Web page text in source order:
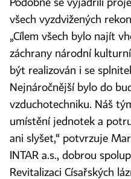
Podobně se vyjádřili
všech vyzdvižených
„Cílem všech bylo najít
záchrany národní
být realizován i se
Nejnáročnější bylo do
vzduchotechniku. Náš
umístění jednotek a
ani slyšet,“ potvrzuje
INTAR a.s., dobrou
Revitalizaci Císařských